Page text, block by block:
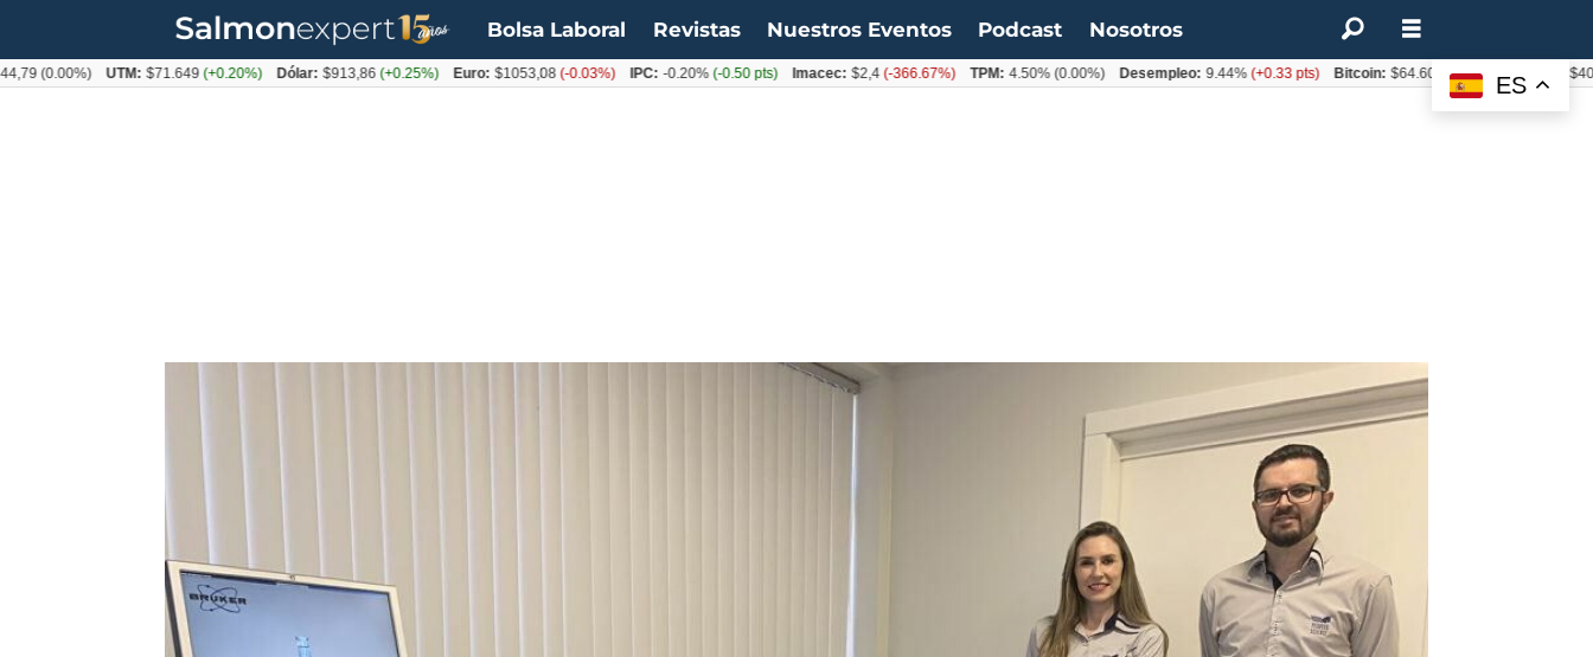
Bolsa Laboral Revistas Nuestros Eventos Podcast Nosotros
ES
UTM: $71.649(+0.20%) Dólar: $913,86(+0.25%) Euro: $1053,08(-0.03%) IPC: -0.20%(-0.50 pts) Imacec: $2,4(-366.67%) TPM: 4.50% (0.00%) Desempleo: 9.44% (+0.33 pts) Bitcoin: $64.600,08(+2.93%)